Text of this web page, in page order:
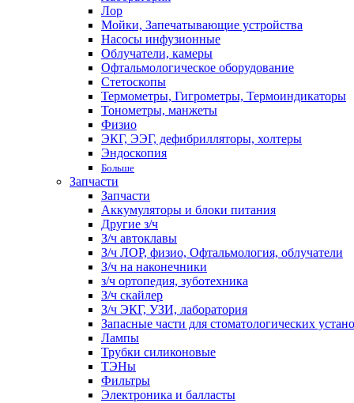
Лор
Мойки, Запечатывающие устройства
Насосы инфузионные
Облучатели, камеры
Офтальмологическое оборудование
Стетоскопы
Термометры, Гигрометры, Термоиндикаторы
Тонометры, манжеты
Физио
ЭКГ, ЭЭГ, дефибрилляторы, холтеры
Эндоскопия
Больше
Запчасти
Запчасти
Аккумуляторы и блоки питания
Другие з/ч
З/ч автоклавы
З/ч ЛОР, физио, Офтальмология, облучатели
З/ч на наконечники
з/ч ортопедия, зуботехника
З/ч скайлер
З/ч ЭКГ, УЗИ, лаборатория
Запасные части для стоматологических
Лампы
Трубки силиконовые
ТЭНы
Фильтры
Электроника и балласты